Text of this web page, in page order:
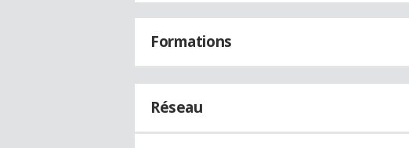
Formations
Réseau